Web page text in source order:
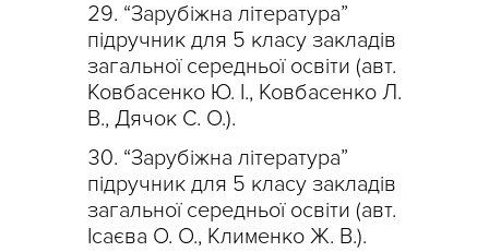
“Зарубіжна література”
підручник для 5 класу закладів
загальної середньої освіти (авт.
Ковбасенко Ю. І., Ковбасенко Л.
В., Дячок С. О.).
“Зарубіжна література”
підручник для 5 класу закладів
загальної середньої освіти (авт.
Ісаєва О. О., Клименко Ж. В.).